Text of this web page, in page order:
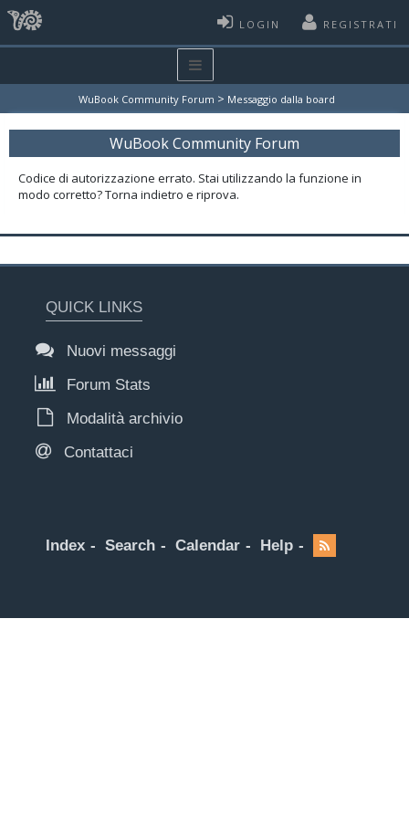
LOGIN REGISTRATI
WuBook Community Forum > Messaggio dalla board
WuBook Community Forum
Codice di autorizzazione errato. Stai utilizzando la funzione in
modo corretto? Torna indietro e riprova.
QUICK LINKS
Nuovi messaggi
Forum Stats
Modalità archivio
Contattaci
Index Search Calendar Help